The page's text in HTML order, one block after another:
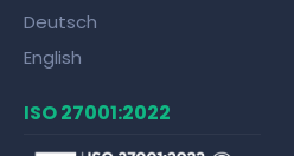
Deutsch
English
ISO 27001:2022